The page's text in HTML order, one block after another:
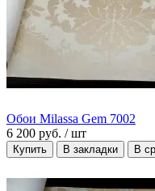
Обои Milassa Gem 7002
6 200 руб. / шт
Купить В закладки В